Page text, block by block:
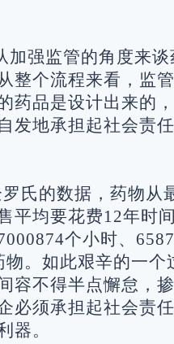
加强监管的角度来
整个流程来看，监
药品是设计出来的
发地承担起社会责
氏的数据，药物从
平均要花费12年时
个小时、
物。如此艰辛的一个
容不得半点懈怠，
必须承担起社会责
器。